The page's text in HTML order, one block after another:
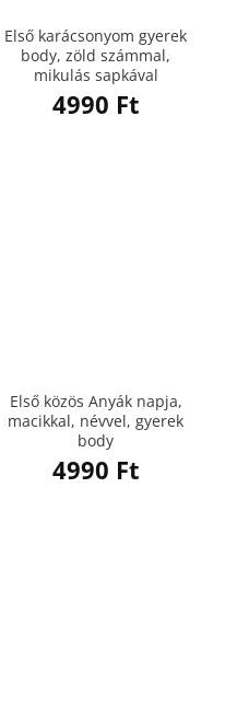
Első karácsonyom gyerek
body, zöld számmal,
mikulás sapkával
4990 Ft
Első közös Anyák napja,
macikkal, névvel, gyerek
body
4990 Ft